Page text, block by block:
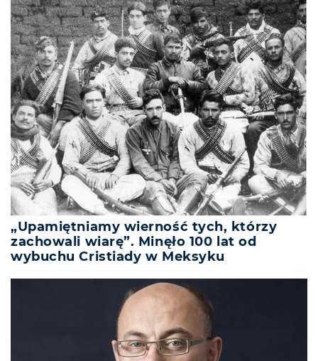
„Upamiętniamy wierność tych, którzy
zachowali wiarę”. Minęło 100 lat od
wybuchu Cristiady w Meksyku